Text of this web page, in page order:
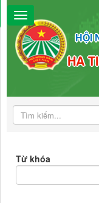
HỘI
HA
Từ khóa